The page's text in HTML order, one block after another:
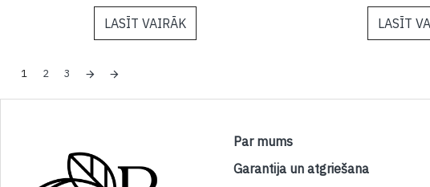
LASĪT VAIRĀK LASĪT
1 2 3
Par mums
Garantija un atgriešana